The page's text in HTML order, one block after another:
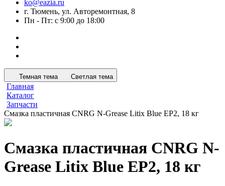
ko@eazia.ru
г. Тюмень, ул. Авторемонтная, 8
Пн - Пт: с 9:00 до 18:00
Темная тема Светлая тема
Главная
Каталог
Запчасти
Смазка пластичная CNRG N-Grease Litix Blue EP2, 18 кг
Смазка пластичная CNRG N-
Grease Litix Blue EP2, 18 кг